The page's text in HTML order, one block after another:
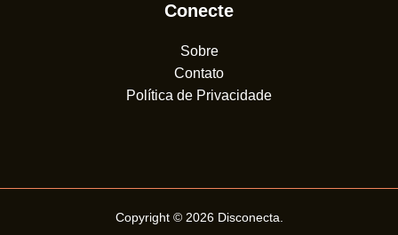
Conecte
Sobre
Contato
Política de Privacidade
Copyright © 2026 Disconecta.